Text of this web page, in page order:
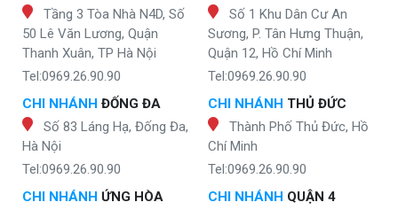
Tầng 3 Tòa Nhà N4D, Số
50 Lê Văn Lương, Quận
Thanh Xuân, TP Hà Nội
Tel:0969.26.90.90
CHI NHÁNH ĐỐNG ĐA
Số 83 Láng Hạ, Đống Đa,
Hà Nội
Tel:0969.26.90.90
CHI NHÁNH ỨNG HÒA
Số 1 Khu Dân Cư An
Sương, P. Tân Hưng Thuận,
Quận 12, Hồ Chí Minh
Tel:0969.26.90.90
CHI NHÁNH THỦ ĐỨC
Thành Phố Thủ Đức, Hồ
Chí Minh
Tel:0969.26.90.90
CHI NHÁNH QUẬN 4